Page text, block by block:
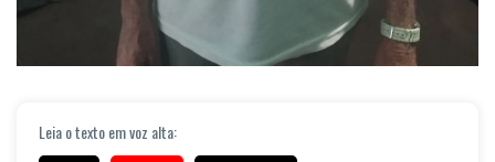
Leia o texto em voz alta: